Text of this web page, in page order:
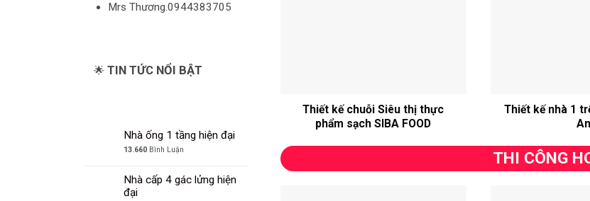
Mrs Thương.0944383705
🌟 TIN TỨC NỔI BẬT
Nhà ống 1 tầng hiện đại
13.660 Bình Luận
Nhà cấp 4 gác lửng hiện
đại
Thiết kế chuỗi Siêu thị thực
phẩm sạch SIBA FOOD
Thiết kế nhà 1
An
THI CÔNG